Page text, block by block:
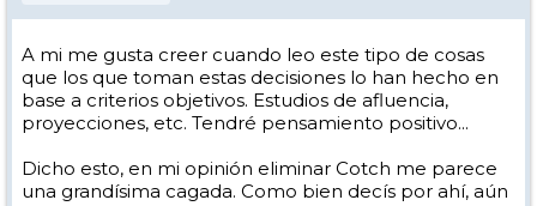
A mi me gusta creer cuando leo este tipo de cosas
que los que toman estas decisiones lo han hecho en
base a criterios objetivos. Estudios de afluencia,
proyecciones, etc. Tendré pensamiento positivo...
Dicho esto, en mi opinión eliminar Cotch me parece
una grandísima cagada. Como bien decís por ahí, aún